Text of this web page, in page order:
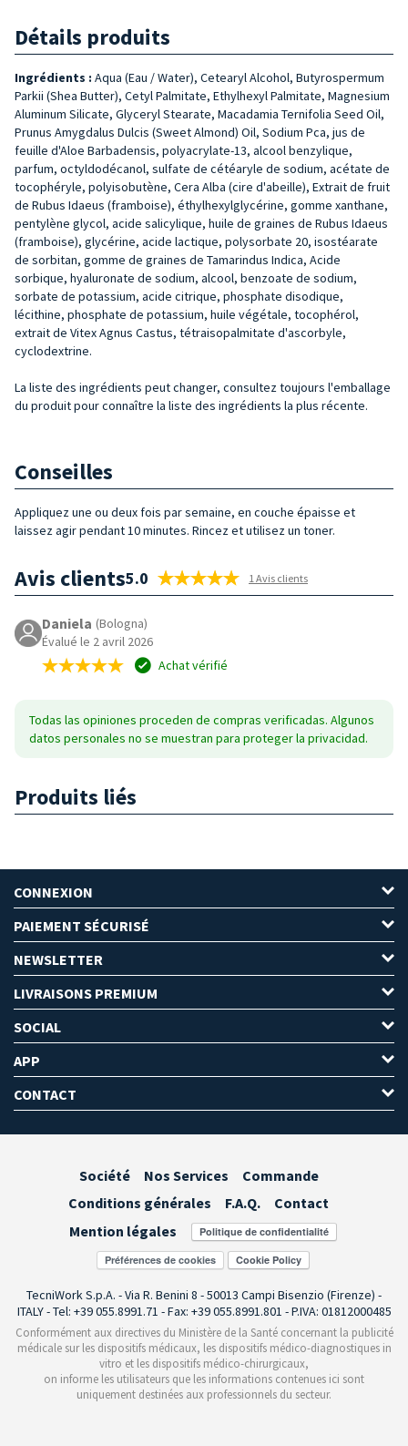
Détails produits
Ingrédients : Aqua (Eau / Water), Cetearyl Alcohol, Butyrospermum
Parkii (Shea Butter), Cetyl Palmitate, Ethylhexyl Palmitate, Magnesium
Aluminum Silicate, Glyceryl Stearate, Macadamia Ternifolia Seed Oil,
Prunus Amygdalus Dulcis (Sweet Almond) Oil, Sodium Pca, jus de
feuille d'Aloe Barbadensis, polyacrylate-13, alcool benzylique,
parfum, octyldodécanol, sulfate de cétéaryle de sodium, acétate de
tocophéryle, polyisobutène, Cera Alba (cire d'abeille), Extrait de fruit
de Rubus Idaeus (framboise), éthylhexylglycérine, gomme xanthane,
pentylène glycol, acide salicylique, huile de graines de Rubus Idaeus
(framboise), glycérine, acide lactique, polysorbate 20, isostéarate
de sorbitan, gomme de graines de Tamarindus Indica, Acide
sorbique, hyaluronate de sodium, alcool, benzoate de sodium,
sorbate de potassium, acide citrique, phosphate disodique,
lécithine, phosphate de potassium, huile végétale, tocophérol,
extrait de Vitex Agnus Castus, tétraisopalmitate d'ascorbyle,
cyclodextrine.
La liste des ingrédients peut changer, consultez toujours l'emballage
du produit pour connaître la liste des ingrédients la plus récente.
Conseilles
Appliquez une ou deux fois par semaine, en couche épaisse et
laissez agir pendant 10 minutes. Rincez et utilisez un toner.
Avis clients5.0 1 Avis clients
Daniela (Bologna)
Évalué le 2 avril 2026
Achat vérifié
Todas las opiniones proceden de compras verificadas. Algunos
datos personales no se muestran para proteger la privacidad.
Produits liés
CONNEXION
PAIEMENT SÉCURISÉ
NEWSLETTER
LIVRAISONS PREMIUM
SOCIAL
APP
CONTACT
Société Nos Services
Commande
Conditions générales
F.A.Q.
Contact
Mention légales
Préférences de cookies
TecniWork S.p.A. - Via R. Benini 8 - 50013 Campi Bisenzio (Firenze) -
ITALY - Tel: +39 055.8991.71 - Fax: +39 055.8991.801 - P.IVA: 01812000485
Conformément aux directives du Ministère de la Santé concernant la publicité
médicale sur les dispositifs médicaux, les dispositifs médico-diagnostiques in
vitro et les dispositifs médico-chirurgicaux,
on informe les utilisateurs que les informations contenues ici sont
uniquement destinées aux professionnels du secteur.